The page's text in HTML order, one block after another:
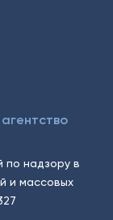
по надзору в
и массовых